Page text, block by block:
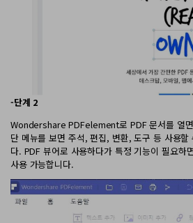
-단계 2
Wondershare PDFelement로 PDF 문서를 열
단 메뉴를 보면 주석, 편집, 변환, 도구 등 사용할
다. PDF 뷰어로 사용하다가 특정 기능이 필요하
사용 가능합니다.